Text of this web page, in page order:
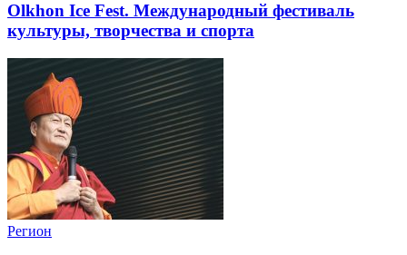
Olkhon Ice Fest. Международный фестиваль
культуры, творчества и спорта
Регион